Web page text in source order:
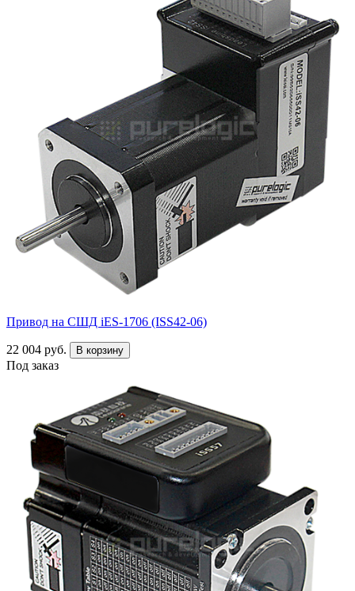
Привод на СШД iES-1706 (ISS42-06)
22 004 руб. В корзину
Под заказ